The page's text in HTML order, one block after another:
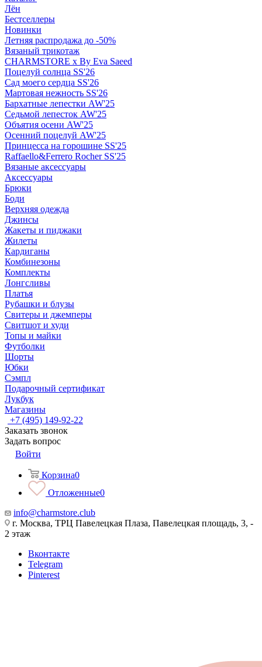
Лён
Бестселлеры
Новинки
Летняя распродажа до -50%
Вязаный трикотаж
CHARMSTORE х By Eva Saeed
Поцелуй солнца SS'26
Сад моего сердца SS'26
Мартовая нежность SS'26
Бархатные лепестки AW'25
Седьмой лепесток AW'25
Объятия осени AW'25
Осенний поцелуй AW'25
Принцесса на горошине SS'25
Raffaello&Ferrero Rocher SS'25
Вязаные аксессуары
Аксессуары
Брюки
Боди
Верхняя одежда
Джинсы
Жакеты и пиджаки
Жилеты
Кардиганы
Комбинезоны
Комплекты
Лонгсливы
Платья
Рубашки и блузы
Свитеры и джемперы
Свитшот и худи
Топы и майки
Футболки
Шорты
Юбки
Сэмпл
Подарочный сертификат
Лукбук
Магазины
+7 (495) 149-92-22
Заказать звонок
Задать вопрос
Войти
Корзина0
Отложенные0
info@charmstore.club
г. Москва, ТРЦ Павелецкая Плаза, Павелецкая площадь, 3, -
2 этаж
Вконтакте
Telegram
Pinterest